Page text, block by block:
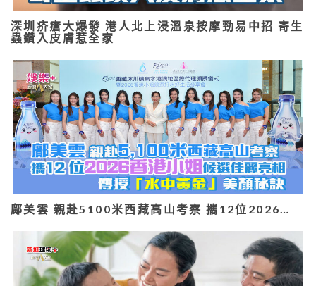
深圳疥瘡大爆發 港人北上浸溫泉按摩勁易中招 寄生
蟲鑽入皮膚惹全家
鄺美雲 親赴5100米西藏高山考察 攜12位2026…